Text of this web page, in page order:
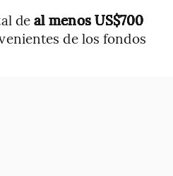
deal menos US$700
de los fondos